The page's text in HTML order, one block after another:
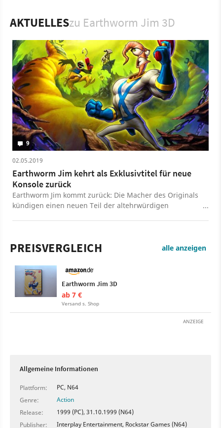
AKTUELLESzu Earthworm Jim 3D
9
02.05.2019
Earthworm Jim kehrt als Exklusivtitel für neue
Konsole zurück
Earthworm Jim kommt zurück: Die Macher des Originals
kündigen einen neuen Teil der altehrwürdigen
PREISVERGLEICH alle anzeigen
Earthworm Jim 3D
ab 7 €
Versand s. Shop
ANZEIGE
Allgemeine Informationen
Plattform:
PC, N64
Genre:
Action
Release:
1999 (PC), 31.10.1999 (N64)
Publisher:
Interplay Entertainment, Rockstar Games (N64)